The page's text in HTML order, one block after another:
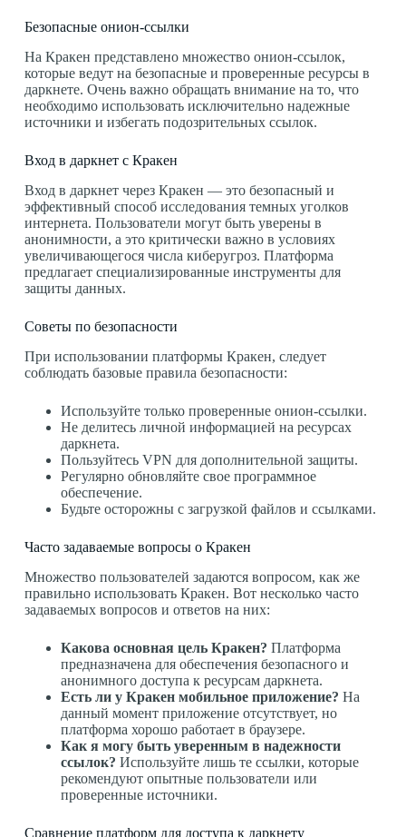
Безопасные онион-ссылки
На Кракен представлено множество онион-ссылок,
которые ведут на безопасные и проверенные ресурсы в
даркнете. Очень важно обращать внимание на то, что
необходимо использовать исключительно надежные
источники и избегать подозрительных ссылок.
Вход в даркнет с Кракен
Вход в даркнет через Кракен — это безопасный и
эффективный способ исследования темных уголков
интернета. Пользователи могут быть уверены в
анонимности, а это критически важно в условиях
увеличивающегося числа киберугроз. Платформа
предлагает специализированные инструменты для
защиты данных.
Советы по безопасности
При использовании платформы Кракен, следует
соблюдать базовые правила безопасности:
Используйте только проверенные онион-ссылки.
Не делитесь личной информацией на ресурсах
даркнета.
Пользуйтесь VPN для дополнительной защиты.
Регулярно обновляйте свое программное
обеспечение.
Будьте осторожны с загрузкой файлов и ссылками.
Часто задаваемые вопросы о Кракен
Множество пользователей задаются вопросом, как же
правильно использовать Кракен. Вот несколько часто
задаваемых вопросов и ответов на них:
Какова основная цель Кракен? Платформа
предназначена для обеспечения безопасного и
анонимного доступа к ресурсам даркнета.
Есть ли у Кракен мобильное приложение? На
данный момент приложение отсутствует, но
платформа хорошо работает в браузере.
Как я могу быть уверенным в надежности
ссылок? Используйте лишь те ссылки, которые
рекомендуют опытные пользователи или
проверенные источники.
Сравнение платформ для доступа к даркнету